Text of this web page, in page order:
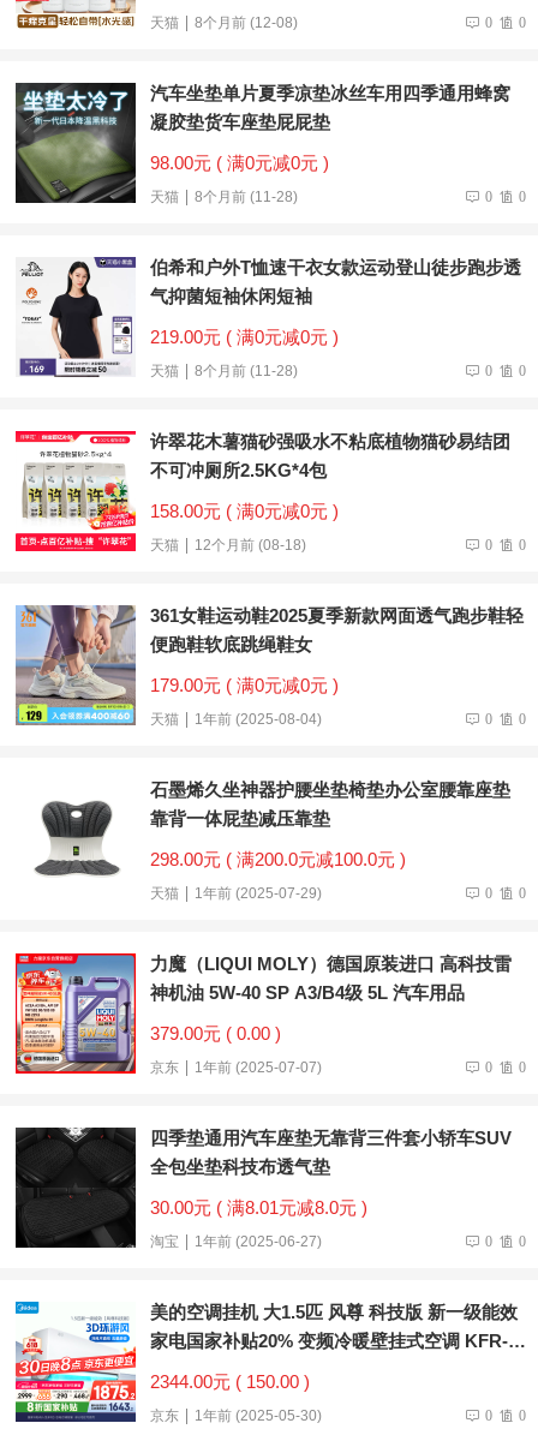
天猫 8个月前 (12-08) 0 0
汽车坐垫单片夏季凉垫冰丝车用四季通用蜂窝
凝胶垫货车座垫屁屁垫
98.00元 ( 满0元减0元 )
天猫 8个月前 (11-28) 0 0
伯希和户外T恤速干衣女款运动登山徒步跑步透
气抑菌短袖休闲短袖
219.00元 ( 满0元减0元 )
天猫 8个月前 (11-28) 0 0
许翠花木薯猫砂强吸水不粘底植物猫砂易结团
不可冲厕所2.5KG*4包
158.00元 ( 满0元减0元 )
天猫 12个月前 (08-18) 0 0
361女鞋运动鞋2025夏季新款网面透气跑步鞋轻
便跑鞋软底跳绳鞋女
179.00元 ( 满0元减0元 )
天猫 1年前 (2025-08-04) 0 0
石墨烯久坐神器护腰坐垫椅垫办公室腰靠座垫
靠背一体屁垫减压靠垫
298.00元 ( 满200.0元减100.0元 )
天猫 1年前 (2025-07-29) 0 0
力魔（LIQUI MOLY）德国原装进口 高科技雷
神机油 5W-40 SP A3/B4级 5L 汽车用品
379.00元 ( 0.00 )
京东 1年前 (2025-07-07) 0 0
四季垫通用汽车座垫无靠背三件套小轿车SUV
全包坐垫科技布透气垫
30.00元 ( 满8.01元减8.0元 )
淘宝 1年前 (2025-06-27) 0 0
美的空调挂机 大1.5匹 风尊 科技版 新一级能效
家电国家补贴20% 变频冷暖壁挂式空调 KFR-
35GW/N8MXC1
2344.00元 ( 150.00 )
京东 1年前 (2025-05-30) 0 0